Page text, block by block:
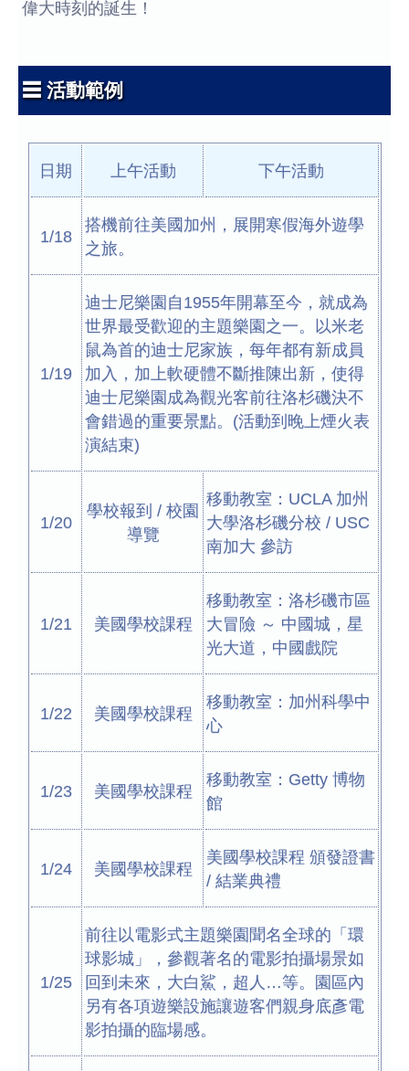
偉大時刻的誕生！
☰ 活動範例
日期 上午活動 下午活動
1/18
搭機前往美國加州，展開寒假海外遊學
之旅。
1/19
迪士尼樂園自1955年開幕至今，就成為
世界最受歡迎的主題樂園之一。以米老
鼠為首的迪士尼家族，每年都有新成員
加入，加上軟硬體不斷推陳出新，使得
迪士尼樂園成為觀光客前往洛杉磯決不
會錯過的重要景點。(活動到晚上煙火表
演結束)
1/20
學校報到 / 校園
導覽
移動教室：UCLA 加州
大學洛杉磯分校 / USC
南加大 參訪
1/21 美國學校課程
移動教室：洛杉磯市區
大冒險 ～ 中國城，星
光大道，中國戲院
1/22 美國學校課程
移動教室：加州科學中
心
1/23 美國學校課程
移動教室：Getty 博物
館
1/24 美國學校課程
美國學校課程 頒發證書
/ 結業典禮
1/25
前往以電影式主題樂園聞名全球的「環
球影城」，參觀著名的電影拍攝場景如
回到未來，大白鯊，超人…等。園區內
另有各項遊樂設施讓遊客們親身底彥電
影拍攝的臨場感。